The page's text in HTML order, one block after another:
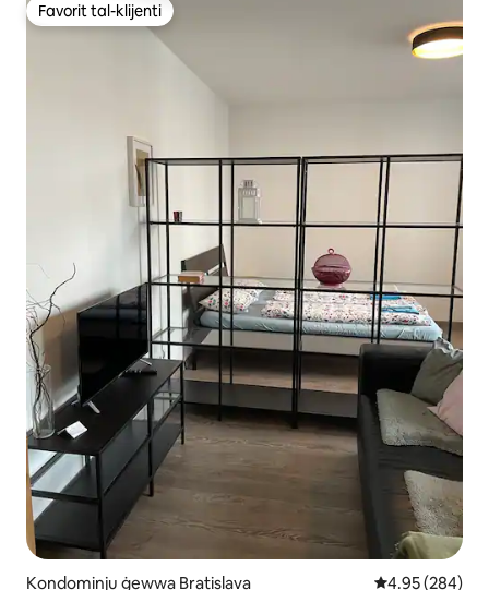
Favorit tal-klijenti
Favorit tal-klijenti
Kondominju ġewwa Bratislava Rating medju
4.95 (284)